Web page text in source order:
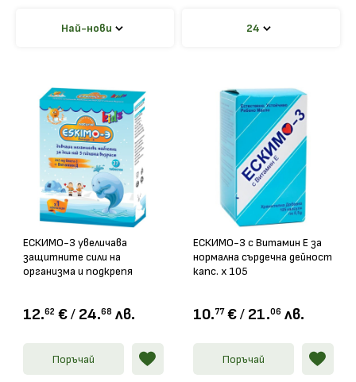
Най-нови 24
ЕСКИМО-3 увеличава
защитните сили на
организма и подкрепя
таблетки х 27
12.62 € / 24.68 лв.
Поръчай
ЕСКИМО-3 с Витамин Е за
нормална сърдечна дейност
капс. х 105
10.77 € / 21.06 лв.
Поръчай